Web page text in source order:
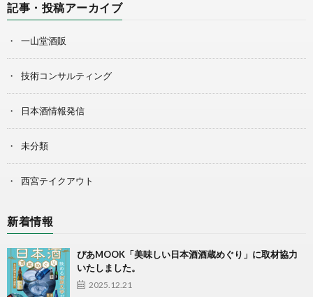
記事・投稿アーカイブ
一山堂酒販
技術コンサルティング
日本酒情報発信
未分類
西宮テイクアウト
新着情報
ぴあMOOK「美味しい日本酒酒蔵めぐり」に取材協力
いたしました。
2025.12.21